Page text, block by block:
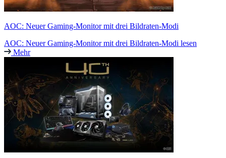
AOC: Neuer Gaming-Monitor mit drei Bildraten-Modi
AOC: Neuer Gaming-Monitor mit drei Bildraten-Modi lesen
Mehr